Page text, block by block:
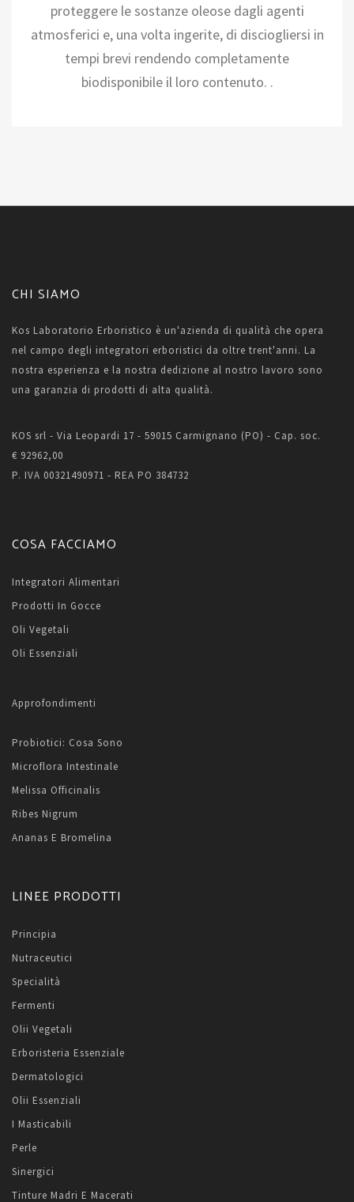
proteggere le sostanze oleose dagli agenti
atmosferici e, una volta ingerite, di disciogliersi in
tempi brevi rendendo completamente
biodisponibile il loro contenuto. .
CHI SIAMO
Kos Laboratorio Erboristico è un'azienda di qualità che opera
nel campo degli integratori erboristici da oltre trent'anni. La
nostra esperienza e la nostra dedizione al nostro lavoro sono
una garanzia di prodotti di alta qualità.
KOS srl - Via Leopardi 17 - 59015 Carmignano (PO) - Cap. soc.
€ 92962,00
P. IVA 00321490971 - REA PO 384732
COSA FACCIAMO
Integratori Alimentari
Prodotti In Gocce
Oli Vegetali
Oli Essenziali
Approfondimenti
Probiotici: Cosa Sono
Microflora Intestinale
Melissa Officinalis
Ribes Nigrum
Ananas E Bromelina
LINEE PRODOTTI
Principia
Nutraceutici
Specialità
Fermenti
Olii Vegetali
Erboristeria Essenziale
Dermatologici
Olii Essenziali
I Masticabili
Perle
Sinergici
Tinture Madri E Macerati